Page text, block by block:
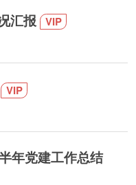
汇报 VIP
VIP
年党建工作总结